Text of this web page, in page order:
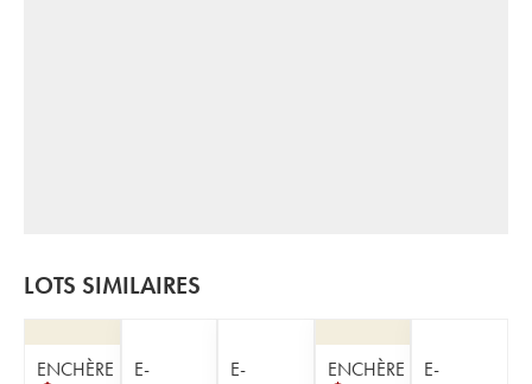
LOTS SIMILAIRES
ENCHÈRE
E-
E-
ENCHÈRE
E-